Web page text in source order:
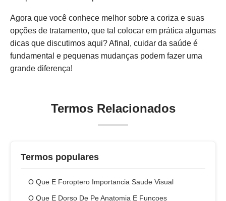
Agora que você conhece melhor sobre a coriza e suas
opções de tratamento, que tal colocar em prática algumas
dicas que discutimos aqui? Afinal, cuidar da saúde é
fundamental e pequenas mudanças podem fazer uma
grande diferença!
Termos Relacionados
Termos populares
O Que E Foroptero Importancia Saude Visual
O Que E Dorso De Pe Anatomia E Funcoes